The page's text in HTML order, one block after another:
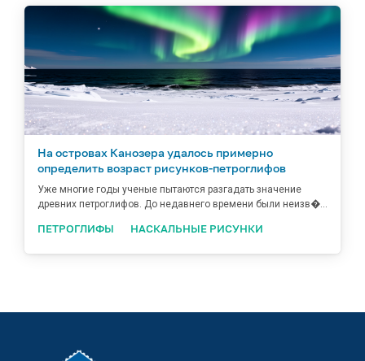
На островах Канозера удалось примерно
определить возраст рисунков-петроглифов
Уже многие годы ученые пытаются разгадать значение
древних петроглифов. До недавнего времени были неизв�...
ПЕТРОГЛИФЫ НАСКАЛЬНЫЕ РИСУНКИ